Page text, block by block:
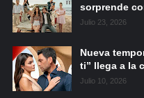
sorprende
Julio 23, 2026
Nueva
ti” llega a la
Julio 10, 2026